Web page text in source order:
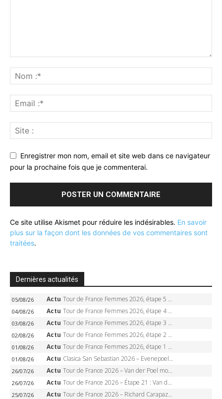
Enregistrer mon nom, email et site web dans ce navigateur
pour la prochaine fois que je commenterai.
Ce site utilise Akismet pour réduire les indésirables. En savoir
plus sur la façon dont les données de vos commentaires sont
traitées.
Dernières actualités
05/08/26 Actu Tour de France Femmes 2026, étape 5 – Demi Vollering gagne à Belleville, Reusser en jaune, Ferrand-Prévot coule
04/08/26 Actu Tour de France Femmes 2026, étape 4 – Marlen Reusser écrase le chrono, Ferrand-Prévot en crise
03/08/26 Actu Tour de France Femmes 2026, étape 3 – Sigrid Haugset en solitaire, 88 km d’échappée, maillot jaune
02/08/26 Actu Tour de France Femmes 2026, étape 2 – Lorena Wiebes doublé à Genève, Markus héroïque, 7e record
01/08/26 Actu Tour de France Femmes 2026, étape 1 – Lorena Wiebes intouchable à Lausanne, premier maillot jaune
01/08/26 Actu Clasica San Sebastian 2026 – Evenepoel recordman, 4e victoire, Carapaz battu au sprint
26/07/26 Actu Tour de France 2026 – Van der Poel monumental à Paris, Pogacar égale le record des cinq sacres
26/07/26 Actu Tour de France 2026 – Étape 21 : Van der Poel, Pogacar, qui succédera à Wout van Aert sur les Champs-Elysées ?
25/07/26 Actu Tour de France 2026 – Richard Carapaz roi des Alpes, doublé et maillot à pois, Seixas perd le podium